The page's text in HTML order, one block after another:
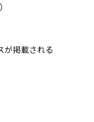
が掲載される